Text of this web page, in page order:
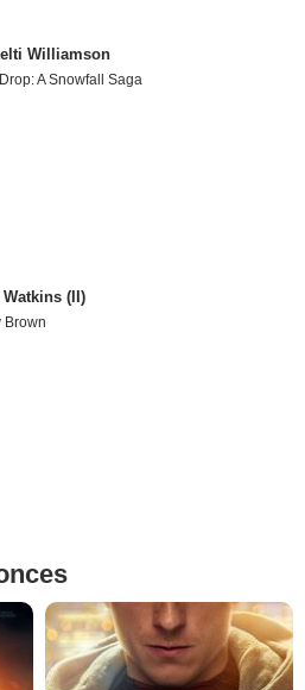
Williamson
A Snowfall Saga
Watkins (II)
Brown